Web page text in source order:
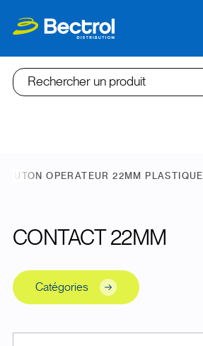
Rechercher un produit
OPERATEUR 22MM PLASTIQUE
CONTACT 22MM
Catégories